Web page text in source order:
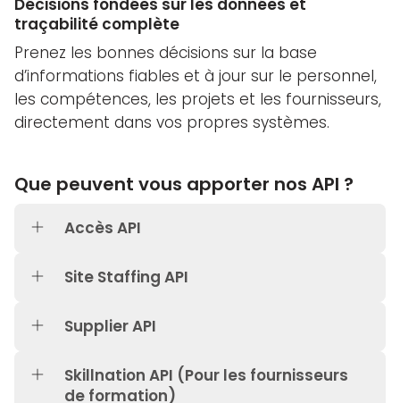
Décisions fondées sur les données et
traçabilité complète
Prenez les bonnes décisions sur la base
d’informations fiables et à jour sur le personnel,
les compétences, les projets et les fournisseurs,
directement dans vos propres systèmes.
Que peuvent vous apporter nos API ?
Accès API
Site Staffing API
Supplier API
Skillnation API (Pour les fournisseurs
de formation)